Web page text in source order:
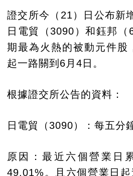
證交所今（21）日公布新
日電貿（3090）和鈺邦（
期最為火熱的被動元件股
起一路關到6月4日。
根據證交所公告的資料：
日電貿（3090）：每五分
原因：最近六個營業日
49.01%。且六個營業日